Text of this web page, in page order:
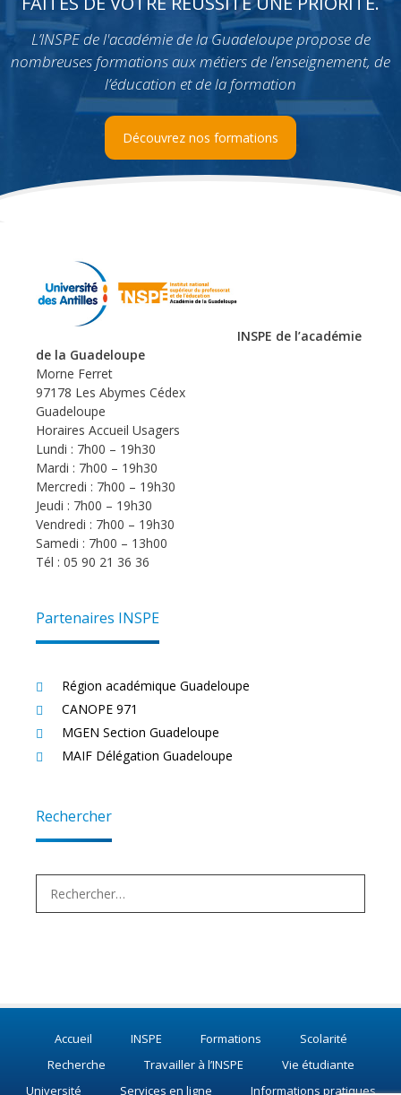
L’INSPE de l'académie de la Guadeloupe propose de
nombreuses formations aux métiers de l’enseignement, de
l’éducation et de la formation
Découvrez nos formations
INSPE de l’académie
de la Guadeloupe
Morne Ferret
97178 Les Abymes Cédex
Guadeloupe
Horaires Accueil Usagers
Lundi : 7h00 – 19h30
Mardi : 7h00 – 19h30
Mercredi : 7h00 – 19h30
Jeudi : 7h00 – 19h30
Vendredi : 7h00 – 19h30
Samedi : 7h00 – 13h00
Tél : 05 90 21 36 36
Partenaires INSPE
Région académique Guadeloupe
CANOPE 971
MGEN Section Guadeloupe
MAIF Délégation Guadeloupe
Rechercher
Accueil INSPE Formations
Scolarité
Recherche
Travailler à l’INSPE
Vie étudiante
Université
Services en ligne Informations pratiques